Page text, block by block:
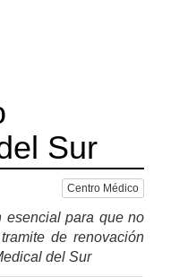
Sur
Centro Médico
esencial para que no
de renovación
del Sur